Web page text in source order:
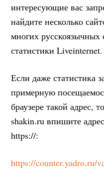
интересующие вас
найдите несколько
многих русскоязычных
статистики
Если даже статистика
примерную
браузере такой адрес,
shakin.ru впишите
https://:
https://counter.yadro.ru/